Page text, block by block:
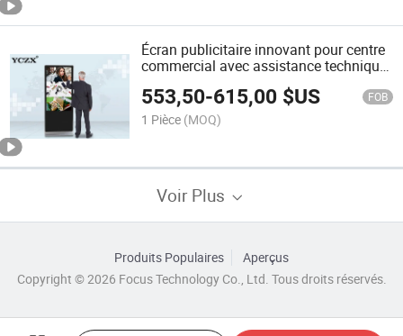
Écran publicitaire innovant pour centre
commercial avec assistance technique
553,50-615,00 $US FOB
1 Pièce (MOQ)
Voir Plus
Produits Populaires
Aperçus
Copyright © 2026 Focus Technology Co., Ltd. Tous droits réservés.